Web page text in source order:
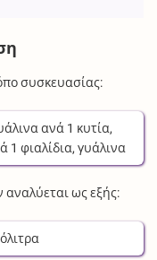
συσκευασίας:
ανά 1 κυτία,
1 φιαλίδια, γυάλινα
ως εξής: